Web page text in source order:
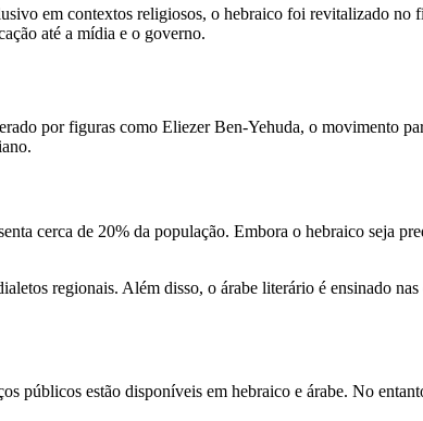
em contextos religiosos, o hebraico foi revitalizado
até a mídia e o governo.
por figuras como Eliezer Ben-Yehuda, o movimento
cerca de 20% da população. Embora o hebraico seja
regionais. Além disso, o árabe literário é ensinado nas
públicos estão disponíveis em hebraico e árabe. No